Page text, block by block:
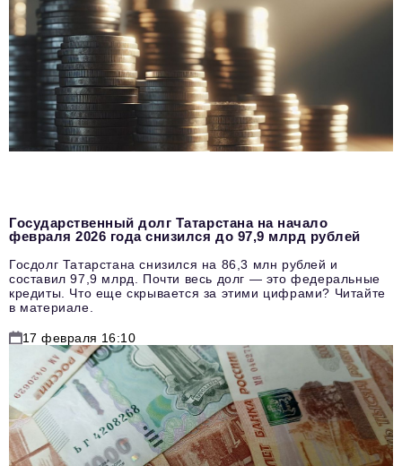
Государственный долг Татарстана на начало
февраля 2026 года снизился до 97,9 млрд рублей
Госдолг Татарстана снизился на 86,3 млн рублей и
составил 97,9 млрд. Почти весь долг — это федеральные
кредиты. Что еще скрывается за этими цифрами? Читайте
в материале.
17 февраля 16:10